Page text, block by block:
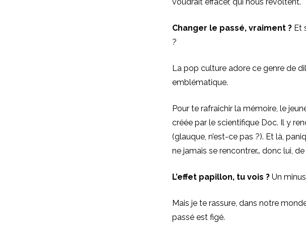
Changer le passé, vraiment ? Et
?
La pop culture adore ce genre de
emblématique.
Pour te rafraîchir la mémoire, le
créée par le scientifique Doc. Il y
(glauque, n’est-ce pas ?). Et là,
ne jamais se rencontrer… donc lui,
L’effet papillon, tu vois ? Un
Mais je te rassure, dans notre
passé est figé.